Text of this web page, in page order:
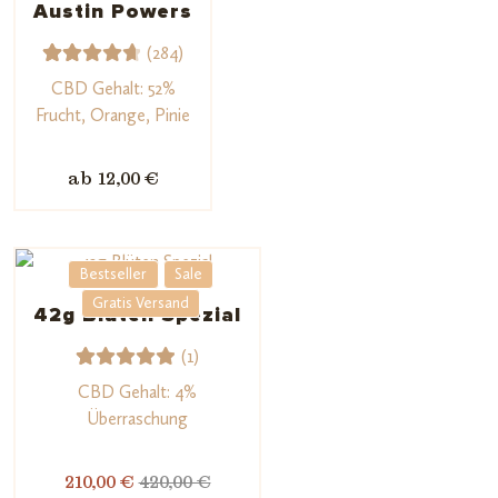
Austin Powers
Bewerte
t mit
basieren
284
ewertu
ngen
(284)
CBD Gehalt: 52%
Frucht, Orange, Pinie
ab 12,00 €
Bestseller
Sale
Gratis Versand
42g Blüten Spezial
Bewerte
t mit
basieren
1
(1)
CBD Gehalt: 4%
Überraschung
210,00 € 420,00 €